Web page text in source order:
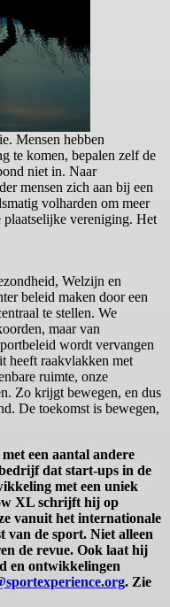
Mensen hebben
te komen, bepalen zelf de
niet in. Naar
mensen zich aan bij een
volharden om meer
plaatselijke vereniging. Het
Welzijn en
beleid maken door een
te stellen. We
maar van
wordt vervangen
heeft raakvlakken met
ruimte, onze
Zo krijgt bewegen, en dus
De toekomst is bewegen,
een aantal andere
dat start-ups in de
met een uniek
XL schrijft hij op
vanuit het internationale
van de sport. Niet alleen
de revue. Ook laat hij
en ontwikkelingen
. Zie